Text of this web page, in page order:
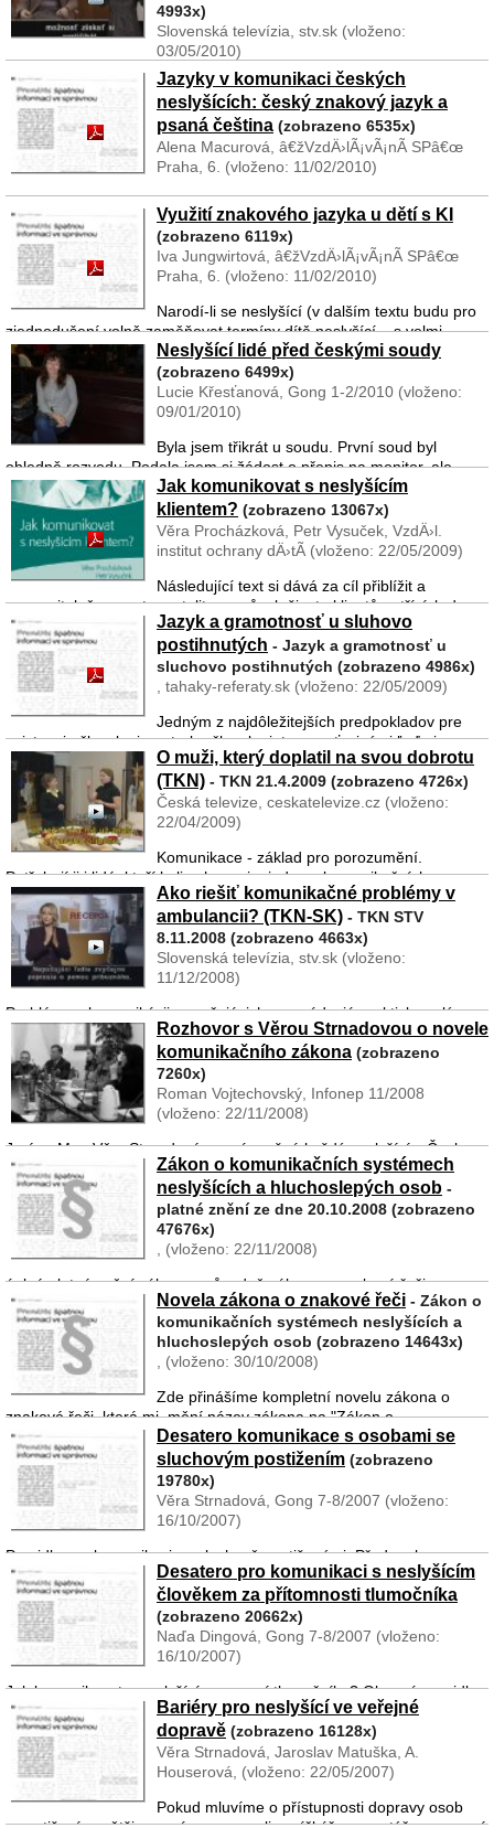
4993x)
Slovenská televízia, stv.sk (vloženo:
03/05/2010)
Problémy sa dajú riešiť. V súčasnej dobe nie je zvláštnosťou, že aj
počujúci má problémy s vybavovaním rôznych povolení po rôznych
úradoch. Je preto, že problémy ZP, no najmä SP, sú oveľa väčšie a
vyžadujú si viacnásobn� ...
Jazyky v komunikaci českých
neslyšících: český znakový jazyk a
psaná čeština (zobrazeno 6535x)
Alena Macurová, â€žVzdÄ›lÃ¡vÃ¡nÃ­ SPâ€œ
Praha, 6. (vloženo: 11/02/2010)
Přesně před dvaceti lety (1986) popsala Mary Brennanová „dilema
lingvisty znakových jazyků“ (the dilemma of the sign linguist) - a
zároveň přitom poukázala na dva možné a různé přístupy k výzkumu
znakových jazyků. Jeden př� ...
Využití znakového jazyka u dětí s KI
(zobrazeno 6119x)
Iva Jungwirtová, â€žVzdÄ›lÃ¡vÃ¡nÃ­ SPâ€œ
Praha, 6. (vloženo: 11/02/2010)
Narodí-li se neslyšící (v dalším textu budu pro
zjednodušení volně zaměňovat termíny dítě neslyšící – s velmi
těžkou sluchovou vadou – s praktickou hluchotou) dítě do slyšící
rodiny, je od počátku nejvíce postižen ro ...
Neslyšící lidé před českými soudy
(zobrazeno 6499x)
Lucie Křesťanová, Gong 1-2/2010 (vloženo:
09/01/2010)
Byla jsem třikrát u soudu. První soud byl
ohledně rozvodu. Podala jsem si žádost o přepis na monitor, ale
přepis byl dělán takovým způsobem, že psali jen to, na co se mě
ptali. Ale to, co jsem potřebovala vědět já, jsem neměla ...
Jak komunikovat s neslyšícím
klientem? (zobrazeno 13067x)
Věra Procházková, Petr Vysuček, VzdÄ›l.
institut ochrany dÄ›tÃ (vloženo: 22/05/2009)
Následující text si dává za cíl přiblížit a
srozumitelně popsat mentalitu a způsob života klientů patřících do
skupiny lidí s vadami sluchu. Tento text je příspěvkem k tomu, aby
práce profesionálů s těmito klienty byla dosta ...
Jazyk a gramotnosť u sluhovo
postihnutých - Jazyk a gramotnosť u
sluchovo postihnutých (zobrazeno 4986x)
, tahaky-referaty.sk (vloženo: 22/05/2009)
Jedným z najdôležitejších predpokladov pre
existenciu človeka je potreba človeka integrovať s inými ľuďmi,
vymieňať s nimi informácie. Informácie, ktoré spájajú človeka so
svetom sú takou dôležitou potrebou jeho ľudskej exist ...
O muži, který doplatil na svou dobrotu
(TKN) - TKN 21.4.2009 (zobrazeno 4726x)
Česká televize, ceskatelevize.cz (vloženo:
22/04/2009)
Komunikace - základ pro porozumění.
Potřebují ji i lidé, kteří byli ochuzeni o jeden z komunikačních
prostředků, tedy schopnost slyšet a sdělovat v jazyce většinové
společnosti. Problémy mohou nastat, když se sluchově postižený ...
Ako riešiť komunikačné problémy v
ambulancii? (TKN-SK) - TKN STV
8.11.2008 (zobrazeno 4663x)
Slovenská televízia, stv.sk (vloženo:
11/12/2008)
Problémy v komunikácii nepočujúcich sprevádzajú prakticky celý
život - nielen v bežnom živote, no predovšetkým na úradoch, ale aj
pri návšteve lekára. Vyšetrenie nepočujúceho prináša
sluchovopostihnutému plno problémov a streso ...
Rozhovor s Věrou Strnadovou o novele
komunikačního zákona (zobrazeno
7260x)
Roman Vojtechovský, Infonep 11/2008
(vloženo: 22/11/2008)
Jméno Mgr. Věry Strnadové pozná možná každý neslyšící v Česku.
Podle Čechů je považovaná za velkou osobnost, která se dlouhé
roky věnuje zlepšování životních podmínek neslyšících. Je také
autorkou jedenácti knižní ...
Zákon o komunikačních systémech
neslyšících a hluchoslepých osob -
platné znění ze dne 20.10.2008 (zobrazeno
47676x)
, (vloženo: 22/11/2008)
úplné platné znění zákona - původně zákona o znakové řeči. v
zákoně je definováno kdo je neslyšící, hluchoslepý, komunikační
systémy - český znakový jazyk a komunikační systémy založené na
češtině (znakovaná češ ...
Novela zákona o znakové řeči - Zákon o
komunikačních systémech neslyšících a
hluchoslepých osob (zobrazeno 14643x)
, (vloženo: 30/10/2008)
Zde přinášíme kompletní novelu zákona o
znakové řeči, která mj. mění název zákona na "Zákon o
komunikačních systémech". Neslyšící a hluchoslepé osoby mají
právo svobodně si zvolit takový komunikační systém, který odpoví ...
Desatero komunikace s osobami se
sluchovým postižením (zobrazeno
19780x)
Věra Strnadová, Gong 7-8/2007 (vloženo:
16/10/2007)
Pravidla pro komunikaci se sluchově postiženými. Před rozhovorem s
člověkem se sluchovým postižením navážeme zrakový kontakt.
Každého člověka se sluchovým postižením se zeptáme, zda chce
mluvit, odezírat, psát, nebo používat z ...
Desatero pro komunikaci s neslyšícím
člověkem za přítomnosti tlumočníka
(zobrazeno 20662x)
Naďa Dingová, Gong 7-8/2007 (vloženo:
16/10/2007)
Jak komunikovat s neslyšícím pomocí tlumočníka? Obecná pravidla
pro kominikaci, s doporučením pro zdravotníky. Rozhovor vedeme
přímo s neslyšícím člověkem a udržujeme zrakový kontakt s ním,
nikoliv s tlumočníkem. Tlumočník mus ...
Bariéry pro neslyšící ve veřejné
dopravě (zobrazeno 16128x)
Věra Strnadová, Jaroslav Matuška, A.
Houserová, (vloženo: 22/05/2007)
Pokud mluvíme o přístupnosti dopravy osob